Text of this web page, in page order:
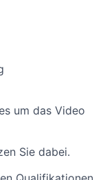
um das Video
Sie dabei.